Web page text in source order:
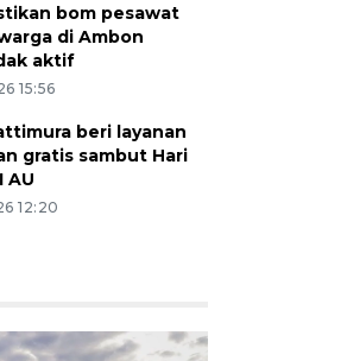
bom pesawat
di Ambon
aktif
15:56
beri layanan
gratis sambut Hari
AU
12:20